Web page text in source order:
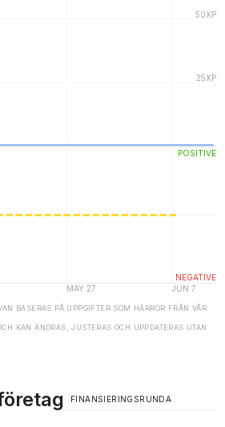
BASERAS PÅ UPPGIFTER SOM HÄRRÖR FRÅN VÅR
KAN ÄNDRAS, JUSTERAS OCH UPPDATERAS UTAN
FINANSIERINGSRUNDA